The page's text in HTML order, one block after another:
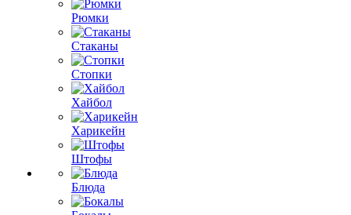
Рюмки
Стаканы
Стопки
Хайбол
Харикейн
Штофы
Блюда